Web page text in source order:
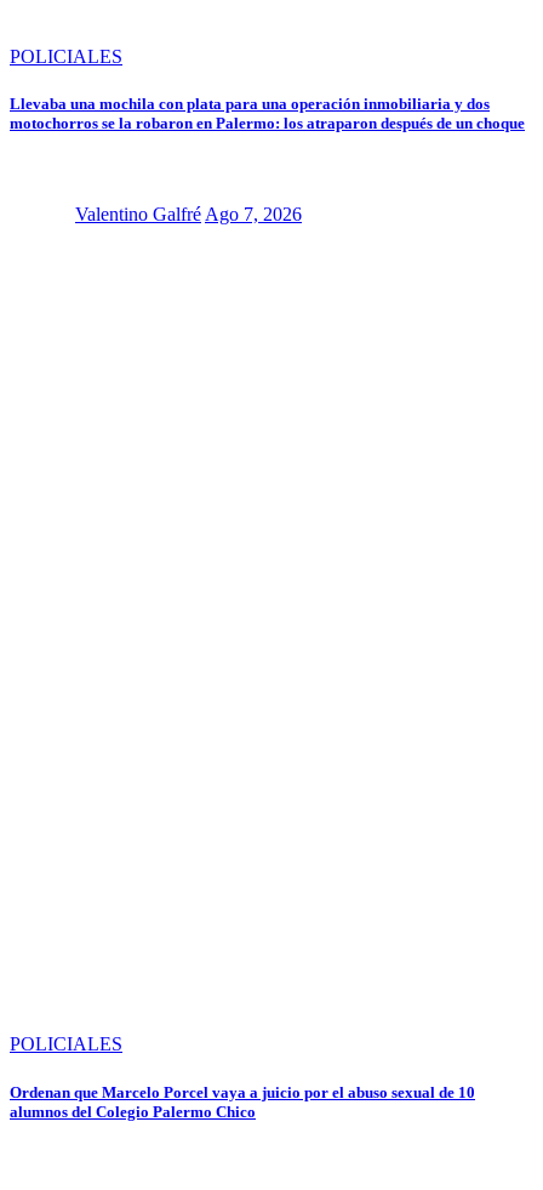
POLICIALES
Llevaba una mochila con plata para una operación inmobiliaria y dos
motochorros se la robaron en Palermo: los atraparon después de un choque
Valentino GalfréAgo 7, 2026
POLICIALES
Ordenan que Marcelo Porcel vaya a juicio por el abuso sexual de 10
alumnos del Colegio Palermo Chico